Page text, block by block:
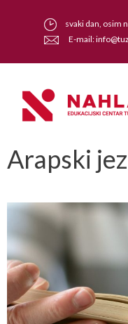
svaki dan, osim
E-mail:
Arapski